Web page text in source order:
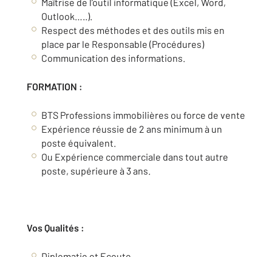
Outlook…..).
Respect des méthodes et des outils mis en
place par le Responsable (Procédures)
Communication des informations.
FORMATION :
BTS Professions immobilières ou force de vente
Expérience réussie de 2 ans minimum à un
poste équivalent.
Ou Expérience commerciale dans tout autre
poste, supérieure à 3 ans.
Vos Qualités :